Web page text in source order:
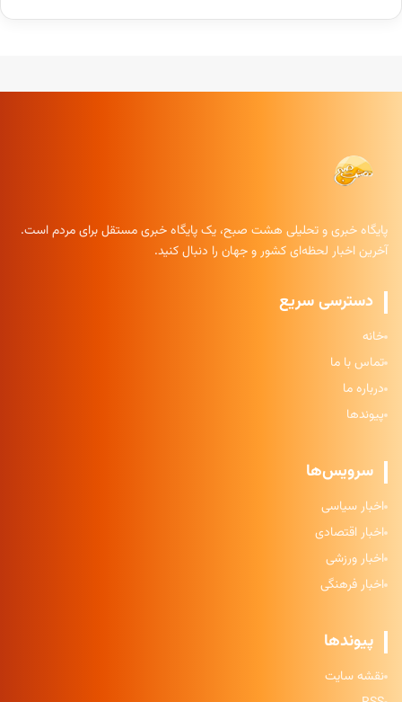
پایگاه خبری و تحلیلی هشت صبح، یک پایگاه خبری مستقل برای مردم است.
آخرین اخبار لحظه‌ای کشور و جهان را دنبال کنید.
دسترسی سریع
خانه
تماس با ما
درباره ما
پیوندها
سرویس‌ها
اخبار سیاسی
اخبار اقتصادی
اخبار ورزشی
اخبار فرهنگی
پیوندها
نقشه سایت